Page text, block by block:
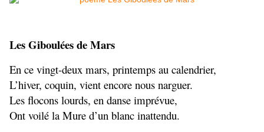
Les Giboulées de Mars
En ce vingt-deux mars, printemps au calendrier,
L’hiver, coquin, vient encore nous narguer.
Les flocons lourds, en danse imprévue,
Ont voilé la Mure d’un blanc inattendu.